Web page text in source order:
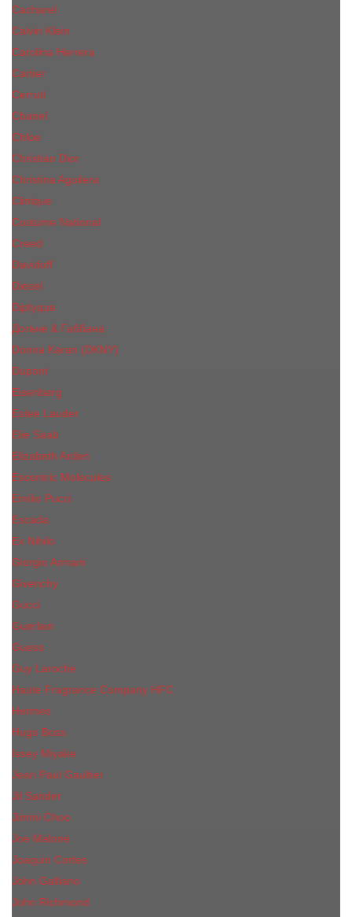
Cacharel
Calvin Klein
Carolina Herrera
Cartier
Cerruti
Сhanеl
Chloe
Christian Dior
Christina Aguilera
Сliniquе
Costume National
Creed
Davidoff
Diesel
Diptyque
Дольче & Габбана
Donna Karan (DKNY)
Dupont
Eisenberg
Еsteе Lаudеr
Elie Saab
Elizabeth Arden
Escentric Molecules
Emilio Pucci
Escada
Ex Nihilo
Giorgio Armani
Givenchy
Gucci
Guerlain
Guess
Guy Laroche
Haute Fragrance Company HFC
Hermes
Hugo Boss
Issey Miyake
Jean Paul Gaultier
Jil Sander
Jimmi Choo
Jое Malоnе
Joaquin Cortes
John Galliano
John Richmond